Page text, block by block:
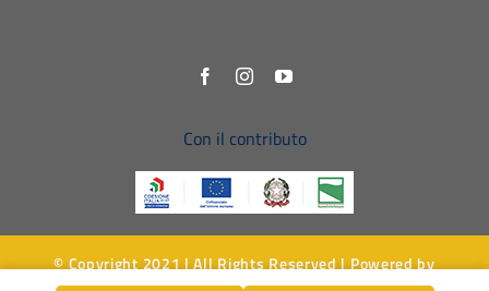
Con il contributo
© Copyright 2021 | All Rights Reserved | Powered by